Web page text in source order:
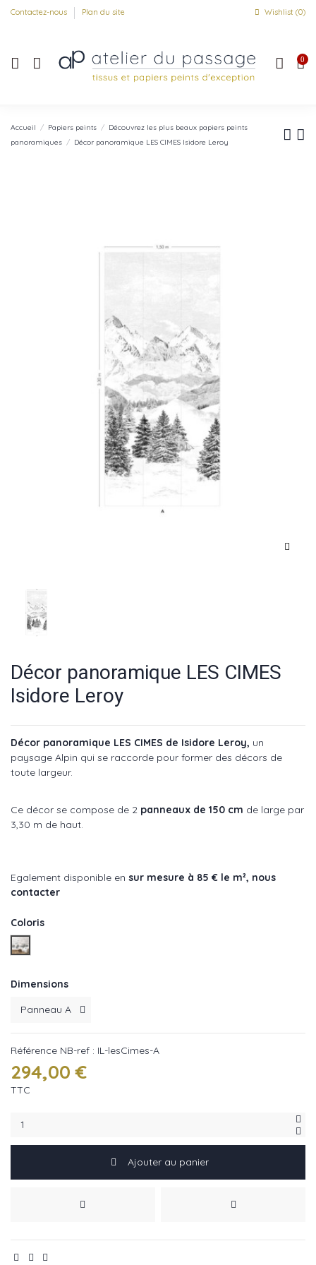
Contactez-nous Plan du site Wishlist (0)
0
Accueil Papiers peints
Découvrez les plus beaux papiers peints
panoramiques
Décor panoramique LES CIMES Isidore Leroy
Décor panoramique LES CIMES
Isidore Leroy
Décor panoramique LES CIMES de Isidore Leroy, un
paysage Alpin qui se raccorde pour former des décors de
toute largeur.
Ce décor se compose de 2 panneaux de 150 cm de large par
3,30 m de haut.
Egalement disponible en sur mesure à 85 € le m², nous
contacter
Coloris
NB-ref : IL-lesCimes
Dimensions
Référence NB-ref : IL-lesCimes-A
294,00 €
TTC
Ajouter au panier